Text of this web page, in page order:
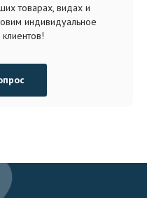
товарах, видах и
индивидуальное